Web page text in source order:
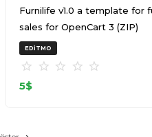
Furnilife v1.0 a template for furniture
sales for OpenCart 3 (ZIP)
EDITMO
5$